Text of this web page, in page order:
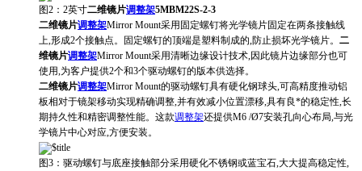
图2： 2英寸二维镜片调整架5MBM22S-2-3
二维镜片调整架Mirror Mount采用固定螺钉将光学镜片固定在两条接触线
上,形成2个接触点。固定螺钉的顶端是塑料制成的,防止损坏光学镜片。 二
维镜片调整架Mirror Mount采用清晰边缘设计技术,因此镜片边缘部分也可
使用,为客户提供2个和3个驱动螺钉的版本供选择。
二维镜片调整架Mirror Mount的驱动螺钉具有硬化钢球头,可高精度推动铝
板相对于镜架移动实现精确调整,并有效减小位置漂移,具有良*的稳定性,长
期持久性和精密调整性能。这款调整架还提供M6 /Ø7安装孔向心布局,与光
学镜片中心对应,方便安装。
图3： 驱动螺钉与底座接触部分采用硬化不锈钢或蓝宝石,大大提高稳定性,